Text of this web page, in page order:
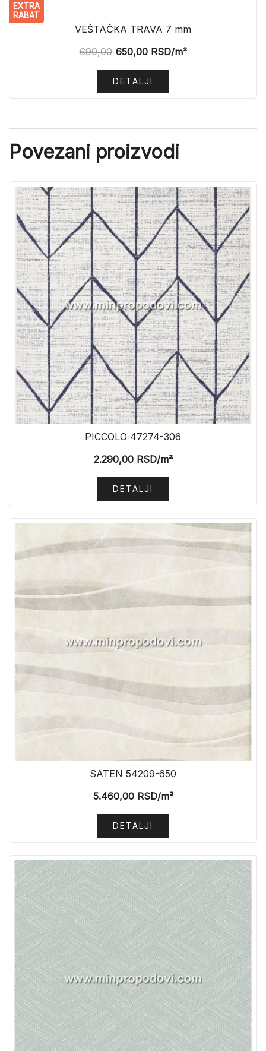
EXTRA
RABAT
VEŠTAČKA TRAVA 7 mm
690,00 650,00RSD/m²
DETALJI
Povezani proizvodi
PICCOLO 47274-306
2.290,00RSD/m²
DETALJI
SATEN 54209-650
5.460,00RSD/m²
DETALJI